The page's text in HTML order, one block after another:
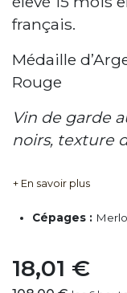
français.
Médaille
Rouge
Vin de garde
noirs, texture
+ En savoir plus
Cépages :
18,01 €